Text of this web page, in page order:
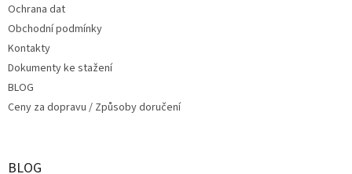
Ochrana dat
Obchodní podmínky
Kontakty
Dokumenty ke stažení
BLOG
Ceny za dopravu / Způsoby doručení
BLOG